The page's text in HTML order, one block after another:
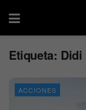
Etiqueta: Didi
ACCIONES